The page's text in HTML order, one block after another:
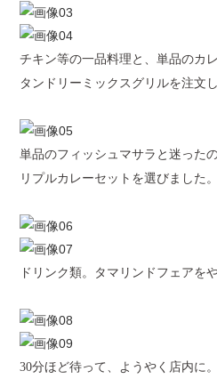
チキン等の一品料理と、単品のカレ
タンドリーミックスグリルを注文
単品のフィッシュマサラと迷った
リプルカレーセットを選びました。
ドリンク類。タマリンドフェアを
30分ほど待って、ようやく店内に。